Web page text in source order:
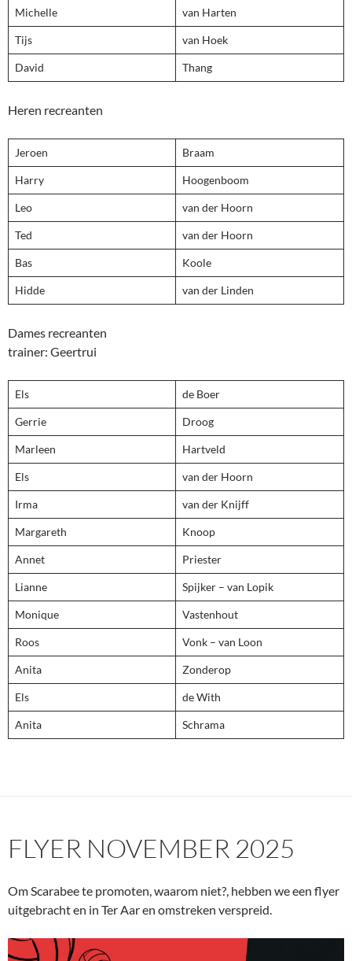
Michelle van Harten
Tijs van Hoek
David Thang
Heren recreanten
Jeroen Braam
Harry Hoogenboom
Leo van der Hoorn
Ted van der Hoorn
Bas Koole
Hidde van der Linden
Dames recreanten
trainer: Geertrui
Els de Boer
Gerrie Droog
Marleen Hartveld
Els van der Hoorn
Irma van der Knijff
Margareth Knoop
Annet Priester
Lianne Spijker – van Lopik
Monique Vastenhout
Roos Vonk – van Loon
Anita Zonderop
Els de With
Anita Schrama
FLYER NOVEMBER 2025
Om Scarabee te promoten, waarom niet?, hebben we een flyer
uitgebracht en in Ter Aar en omstreken verspreid.